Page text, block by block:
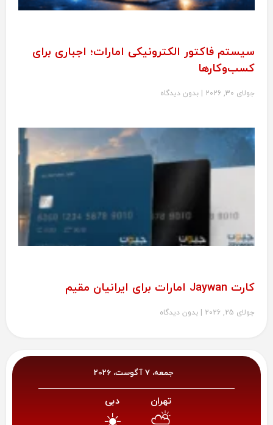
سیستم فاکتور الکترونیکی امارات؛ اجباری برای
کسب‌وکارها
جولای 30, 2026 بدون دیدگاه
کارت Jaywan امارات برای ایرانیان مقیم
جولای 25, 2026 بدون دیدگاه
جمعه، 7 آگوست، 2026
تهران دبی